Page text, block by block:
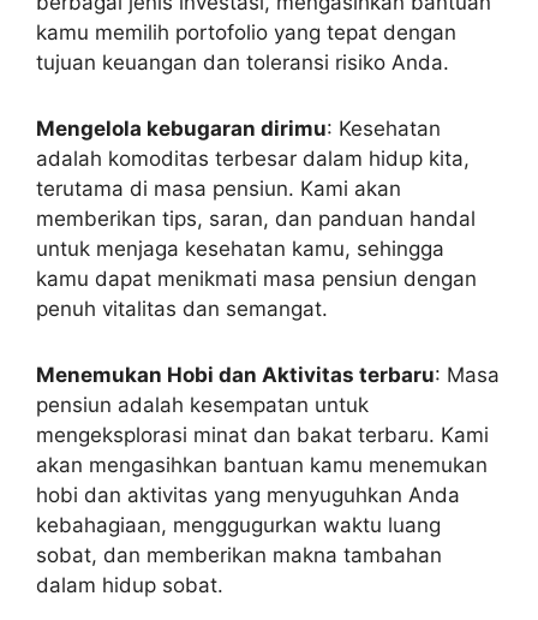
untuk menjaga kesehatan kamu, sehingga
kamu dapat menikmati masa pensiun dengan
penuh vitalitas dan semangat.
Menemukan Hobi dan Aktivitas terbaru: Masa
pensiun adalah kesempatan untuk
mengeksplorasi minat dan bakat terbaru. Kami
akan mengasihkan bantuan kamu menemukan
hobi dan aktivitas yang menyuguhkan Anda
kebahagiaan, menggugurkan waktu luang
sobat, dan memberikan makna tambahan
Membangun Komunitas yang bermoral
Terhubung dengan komunitas pensiunan yang
positif dan mendukung adalah poin untuk
menikmati masa pensiun dengan baik. Kami
akan melayani dirimu bergabung dengan
komunitas yang berarti, di mana kamu bisa
berbagi pengalaman, memperoleh support, dan